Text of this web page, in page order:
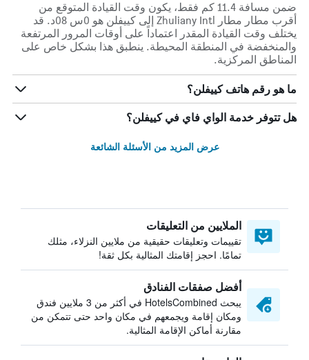
ضمن مسافة 11.4 كم فقط، يكون وقت القيادة المتوقع من
أقرب مطار مطار Zhuliany Intl إلى كييفلن هو 0س 08د. قد
يختلف وقت القيادة المقدر اعتماداً على أوقات المرور المرتفعة
والمنخفضة في المنطقة المحيطة. ينطبق هذا بشكل خاص على
المناطق المركزية.
ما هو رقم هاتف كييفلن؟
هل تتوفر خدمة الواي فاي في كييفلن؟
عرض المزيد من الأسئلة الشائعة
الملايين من التعليقات
تقييمات وتعليقات حقيقية من ملايين النزلاء، مثلك
تمامًا. احجز إقامتك المثالية بكل ثقة!
أفضل صفقات الفنادق
يبحث HotelsCombined في أكثر من 3 ملايين فندق
ومكان إقامة ويجمعهم في مكان واحد حتى تتمكن من
مقارنة أماكن الإقامة المثالية.